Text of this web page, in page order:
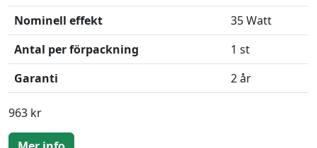
Nominell effekt
35 Watt
Antal per förpackning
1 st
Garanti
2 år
963 kr